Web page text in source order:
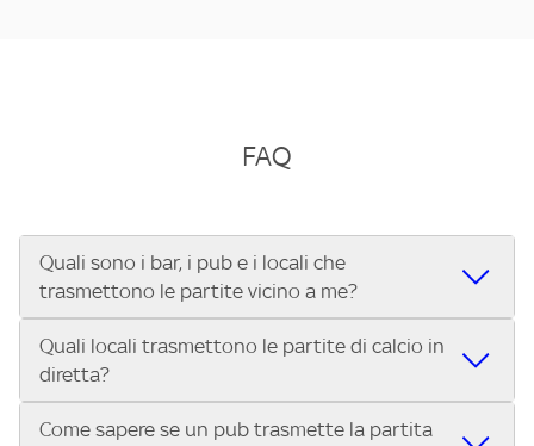
FAQ
Quali sono i bar, i pub e i locali che
trasmettono le partite vicino a me?
Se cerchi un bar, pub, ristorante o locale vicino a te per
vedere le partite di Serie A ENILIVE, la Serie C Sky Wifi, la
UEFA Champions League, la UEFA Europa League, la UEFA
Conference League, il Tennis, la Formula 1®, la MotoGP™ e
Quali locali trasmettono le partite di calcio in
diretta?
Vuoi sapere quali bar, pub o ristoranti mostrano le partite
Come sapere se un pub trasmette la partita